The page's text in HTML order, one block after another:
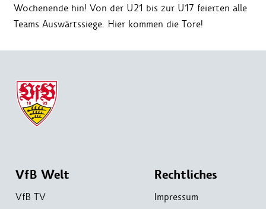
Wochenende hin! Von der U21 bis zur U17 feierten alle
Teams Auswärtssiege. Hier kommen die Tore!
VfB Welt
VfB TV
Rechtliches
Impressum